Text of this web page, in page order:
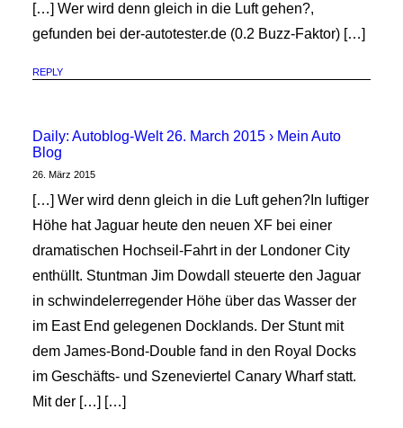
sieben neue Modelle angekündigt. Den
Anfange machen das Elektroauto…
[…] Wer wird denn gleich in die Luft gehen?,
gefunden bei der-autotester.de (0.2 Buzz-Faktor) […]
REPLY
Daily: Autoblog-Welt 26. March 2015 › Mein Auto
Blog
26. März 2015
[…] Wer wird denn gleich in die Luft gehen?In luftiger
Höhe hat Jaguar heute den neuen XF bei einer
dramatischen Hochseil-Fahrt in der Londoner City
enthüllt. Stuntman Jim Dowdall steuerte den Jaguar
in schwindelerregender Höhe über das Wasser der
im East End gelegenen Docklands. Der Stunt mit
dem James-Bond-Double fand in den Royal Docks
im Geschäfts- und Szeneviertel Canary Wharf statt.
Mit der […] […]